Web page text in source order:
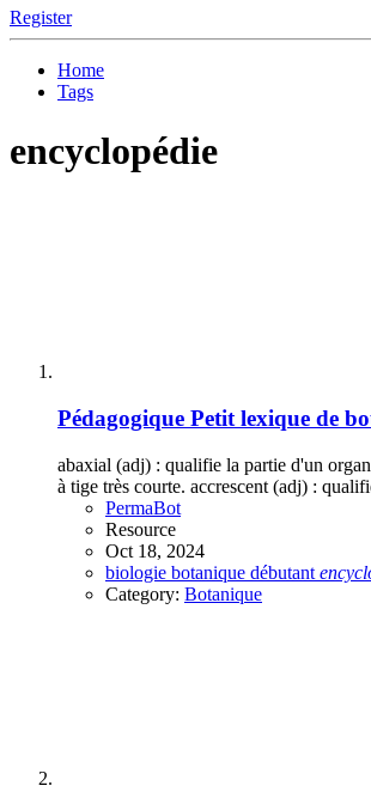
Register
Home
Tags
encyclopédie
Pédagogique Petit lexique de
abaxial (adj) : qualifie la partie d'un
à tige très courte. accrescent (adj) :
PermaBot
Resource
Oct 18, 2024
biologie botanique débutant
Category: Botanique